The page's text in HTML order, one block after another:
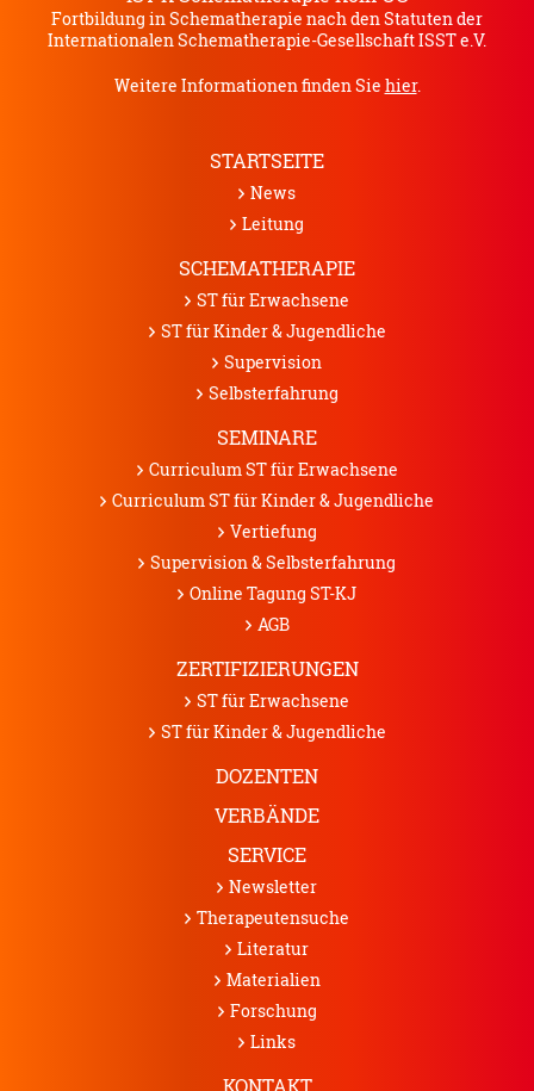
Fortbildung in Schematherapie nach den Statuten der
Internationalen Schematherapie-Gesellschaft ISST e.V.
Weitere Informationen finden Sie hier.
STARTSEITE
News
Leitung
SCHEMATHERAPIE
ST für Erwachsene
ST für Kinder & Jugendliche
Supervision
Selbsterfahrung
SEMINARE
Curriculum ST für Erwachsene
Curriculum ST für Kinder & Jugendliche
Vertiefung
Supervision & Selbsterfahrung
Online Tagung ST-KJ
AGB
ZERTIFIZIERUNGEN
ST für Erwachsene
ST für Kinder & Jugendliche
DOZENTEN
VERBÄNDE
SERVICE
News­letter
Therapeuten­suche
Literatur
Materialien
Forschung
Links